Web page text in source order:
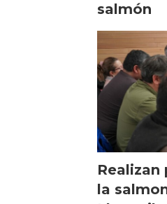
salmón
la